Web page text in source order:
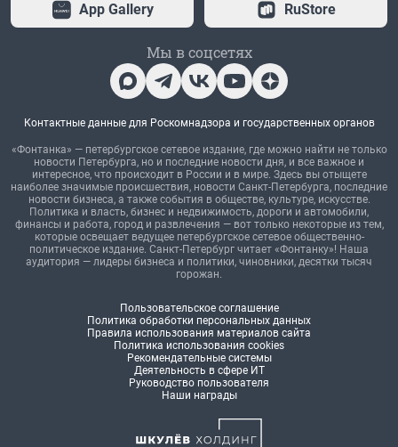
App Gallery RuStore
Мы в соцсетях
Контактные данные для Роскомнадзора и государственных органов
«Фонтанка» — петербургское сетевое издание, где можно найти не только
новости Петербурга, но и последние новости дня, и все важное и
интересное, что происходит в России и в мире. Здесь вы отыщете
наиболее значимые происшествия, новости Санкт-Петербурга, последние
новости бизнеса, а также события в обществе, культуре, искусстве.
Политика и власть, бизнес и недвижимость, дороги и автомобили,
финансы и работа, город и развлечения — вот только некоторые из тем,
которые освещает ведущее петербургское сетевое общественно-
политическое издание. Санкт-Петербург читает «Фонтанку»! Наша
аудитория — лидеры бизнеса и политики, чиновники, десятки тысяч
горожан.
Пользовательское соглашение
Политика обработки персональных данных
Правила использования материалов сайта
Политика использования cookies
Рекомендательные системы
Деятельность в сфере ИТ
Руководство пользователя
Наши награды